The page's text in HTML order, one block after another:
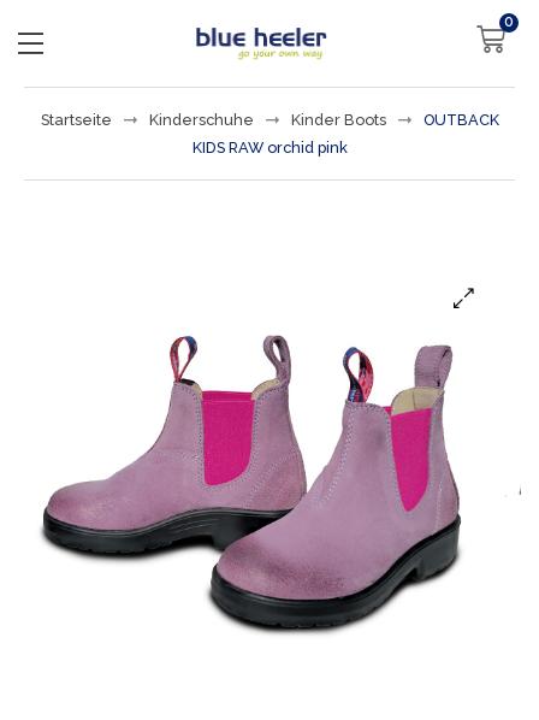
0
Startseite Kinderschuhe Kinder Boots
OUTBACK
KIDS RAW orchid pink